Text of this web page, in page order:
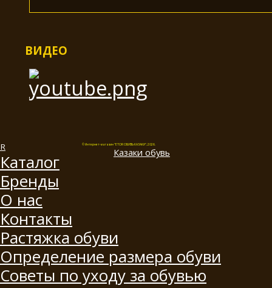
ВИДЕО
© Интернет-магазин "ETOR ОБУВЬ КАЗАКИ", 2026.
Казаки обувь
Каталог
Бренды
О нас
Контакты
Растяжка обуви
Определение размера обуви
Советы по уходу за обувью